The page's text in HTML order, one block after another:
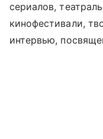
сериалов,
кинофестивали,
интервью,